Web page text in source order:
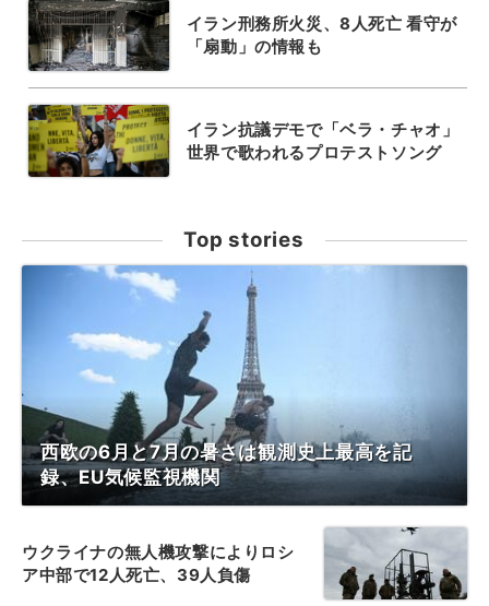
イラン刑務所火災、8人死亡 看守が
「扇動」の情報も
イラン抗議デモで「ベラ・チャオ」
世界で歌われるプロテストソング
Top stories
西欧の6月と7月の暑さは観測史上最高を記
録、EU気候監視機関
ウクライナの無人機攻撃によりロシ
ア中部で12人死亡、39人負傷